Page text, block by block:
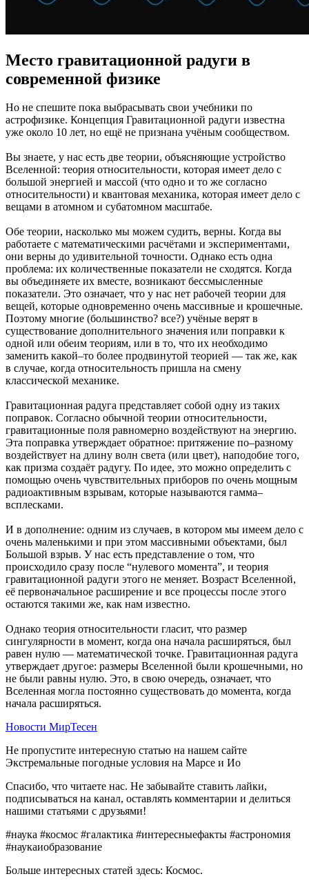
Место гравитационной радуги в
современной физике
Но не спешите пока выбрасывать свои учебники по
астрофизике. Концепция Гравитационной радуги известна
уже около 10 лет, но ещё не признана учёным сообществом.
Вы знаете, у нас есть две теории, объясняющие устройство
Вселенной: теория относительности, которая имеет дело с
большой энергией и массой (что одно и то же согласно
относительности) и квантовая механика, которая имеет дело с
вещами в атомном и субатомном масштабе.
Обе теории, насколько мы можем судить, верны. Когда вы
работаете с математическими расчётами и экспериментами,
они верны до удивительной точности. Однако есть одна
проблема: их количественные показатели не сходятся. Когда
вы объединяете их вместе, возникают бессмысленные
показатели. Это означает, что у нас нет рабочей теории для
вещей, которые одновременно очень массивные и крошечные.
Поэтому многие (большинство? все?) учёные верят в
существование дополнительного значения или поправки к
одной или обеим теориям, или в то, что их необходимо
заменить какой–то более продвинутой теорией — так же, как
в случае, когда относительность пришла на смену
классической механике.
Гравитационная радуга представляет собой одну из таких
поправок. Согласно обычной теории относительности,
гравитационные поля равномерно воздействуют на энергию.
Эта поправка утверждает обратное: притяжение по–разному
воздействует на длину волн света (или цвет), наподобие того,
как призма создаёт радугу. По идее, это можно определить с
помощью очень чувствительных приборов по очень мощным
радиоактивным взрывам, которые называются гамма–
всплесками.
И в дополнение: одним из случаев, в котором мы имеем дело с
очень маленькими и при этом массивными объектами, был
Большой взрыв. У нас есть представление о том, что
происходило сразу после “нулевого момента”, и теория
гравитационной радуги этого не меняет. Возраст Вселенной,
её первоначальное расширение и все процессы после этого
остаются такими же, как нам известно.
Однако теория относительности гласит, что размер
сингулярности в момент, когда она начала расширяться, был
равен нулю — математической точке. Гравитационная радуга
утверждает другое: размеры Вселенной были крошечными, но
не были равны нулю. Это, в свою очередь, означает, что
Вселенная могла постоянно существовать до момента, когда
начала расширяться.
Новости МирТесен
Не пропустите интересную статью на нашем сайте
Экстремальные погодные условия на Марсе и Ио
Спасибо, что читаете нас. Не забывайте ставить лайки,
подписываться на канал, оставлять комментарии и делиться
нашими статьями с друзьями!
#наука #космос #галактика #интересныефакты #астрономия
#наукаиобразование
Больше интересных статей здесь: Космос.